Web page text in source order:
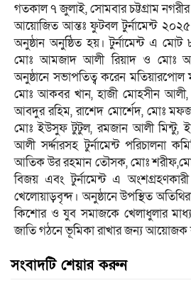
গতকাল ৭ জুলাই, সোমবার চট্টগ্রাম
আয়োজিত আন্তঃ ফুটবল টুর্নামেন্ট
অনুষ্ঠান অনুষ্ঠিত হয়। টুর্নামেন্ট এ
মোঃ আমজাদ আলী রিয়াদ ও মোঃ
অনুষ্ঠানে সভাপতিত্ব করেন মতিয়ারপোল
মোঃ আকবর খান, হাজী মোহসীন আলী,
আবদুর রহিম, রাশেদ মোর্শেদ, মোঃ
মোঃ ইউসুফ টুটুল, রমজান আলী মিন্টু,
আলী সর্দ্দারসহ টুর্নামেন্ট পরিচালনা
আতিক উর রহমান তৌসক, মোঃ
বিজয় এবং টুর্নামেন্ট এ
খেলোয়াড়বৃন্দ। অনুষ্ঠানে উপস্থিত
কিশোর ও যুব সমাজকে খেলাধুলার
জাতি গঠনে ভূমিকা রাখার জন্য আয়োজক
সংবাদটি শেয়ার করুন